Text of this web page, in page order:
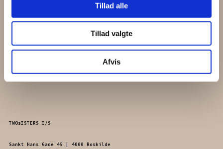
Tillad alle
Tillad valgte
Afvis
Gratis fragt ved køb over 599 kr.
14 dages fortrydelsesret med nem retur.
TWOsISTERS I/S
Sankt Hans Gade 45 | 4000 Roskilde